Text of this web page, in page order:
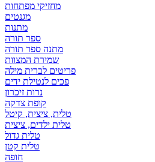
מחזיקי מפתחות
מגנטים
מתנות
ספר תורה
מתנה ספר תורה
שמירת המצוות
פריטים לברית מילה
פכים לנטילת ידים
נרות זיכרון
קופת צדקה
טלית, ציצית, קיטל
טלית ילדים, ציצית
טלית גדול
טלית קטן